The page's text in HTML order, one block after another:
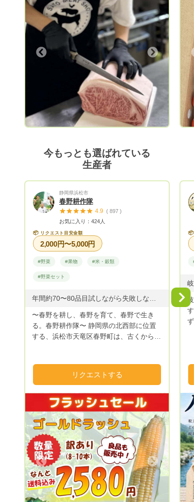
めして全国配送可能です。 精肉の部位の
ご指定も可能です。お気軽にお問い合わせ
ください！
Next Previous
今もっとも選ばれている
生産者
静岡県浜松市
春野耕作隊
4.9 ( 897 )
お気に入り：424人
📦 リクエスト目安金額
2,000円〜5,000円
#野菜 #果物 #米・穀類
#野菜セット
〜春野を耕し、春野を育て、春野で生き
る。春野耕作隊〜 静岡県の北西部に位置
する、浜松市天竜区春野町は、古くから銘
受け、多くの田畑が耕作放棄地となってき
ました。 そこで、春野町出身の若手農家
同で、現状を打破しようと結成したのが春
野耕作隊です。 耕作放棄地となった田畑
を借り受け、園地を整備し、農産物の栽培
をしています。 農業から春野町に再び活
気を！景観の良い田舎町を！雇用、移住促
進を！ 様々なテーマを軸に活動していま
す。 山間地は、昼夜の温度差が大きく、
植物に適度なストレスを与えてくれるた
め、とても美味しい農産物が収穫できま
す！ 季節にあった農産物を多品目で栽培
リクエストする
Next
📦
ず
Previous
Next